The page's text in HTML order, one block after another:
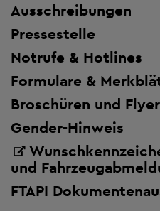
Ausschreibungen
Pressestelle
Notrufe & Hotlines
Formulare &
Broschüren und Flyer
Gender-Hinweis
und
FTAPI